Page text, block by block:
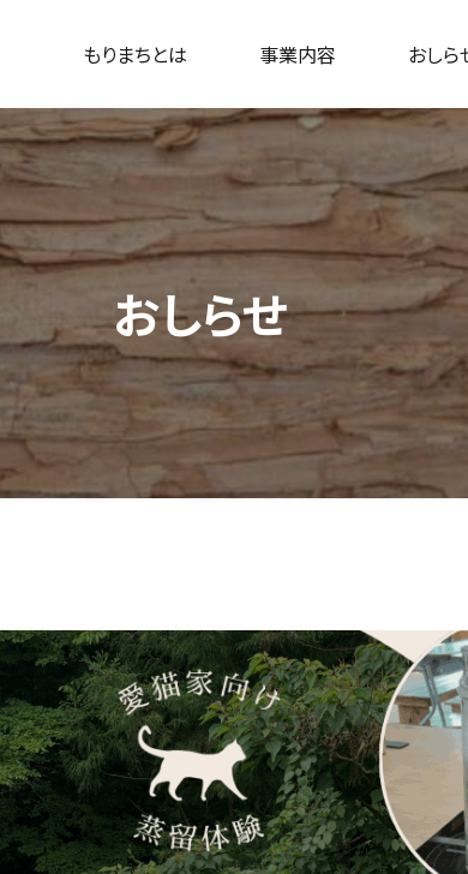
もりまちとは 事業内容 おしら
おしらせ